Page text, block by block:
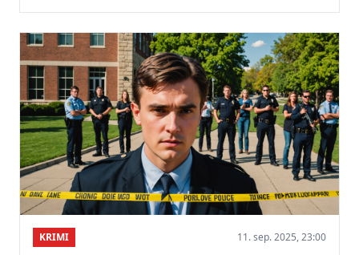
KRIMI 11. sep. 2025, 23:00